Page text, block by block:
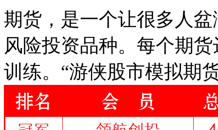
期货，是一个让很多人
风险投资品种。每个期
训练。“游侠股市模拟期